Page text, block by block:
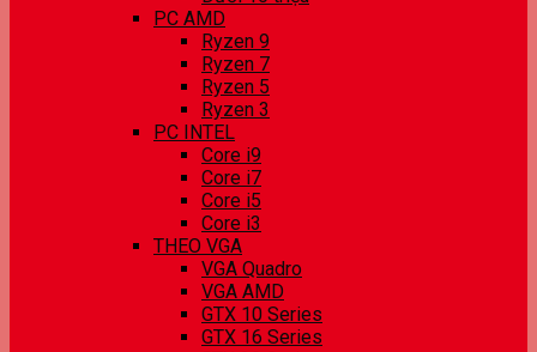
PC AMD
Ryzen 9
Ryzen 7
Ryzen 5
Ryzen 3
PC INTEL
Core i9
Core i7
Core i5
Core i3
THEO VGA
VGA Quadro
VGA AMD
GTX 10 Series
GTX 16 Series